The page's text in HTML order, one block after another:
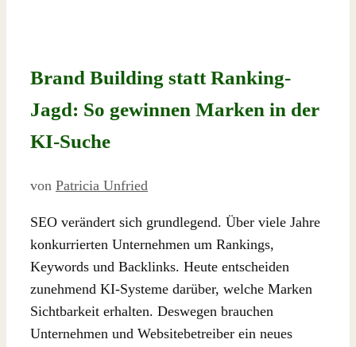
Brand Building statt Ranking-
Jagd: So gewinnen Marken in der
KI-Suche
von Patricia Unfried
SEO verändert sich grundlegend. Über viele Jahre
konkurrierten Unternehmen um Rankings,
Keywords und Backlinks. Heute entscheiden
zunehmend KI-Systeme darüber, welche Marken
Sichtbarkeit erhalten. Deswegen brauchen
Unternehmen und Websitebetreiber ein neues